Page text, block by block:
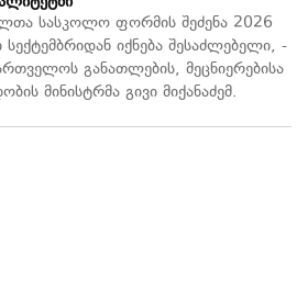
სასკოლო ფორმის შეძენა 2026
იქნება შესაძლებელი, -
განათლების, მეცნიერებისა
მინისტრმა გივი მიქანაძემ.